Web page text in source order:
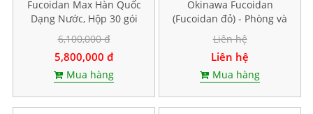
Fucoidan Max Hàn Quốc
Dạng Nước, Hộp 30 gói
mỗi gói 40ml
6,100,000 đ
5,800,000 đ
Mua hàng
Okinawa Fucoidan
(Fucoidan đỏ) - Phòng và
hỗ trợ điều trị ung thư,
Hộp 150 viên
Liên hệ
Liên hệ
Mua hàng